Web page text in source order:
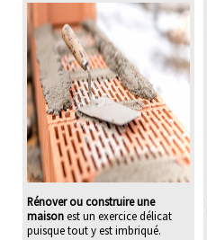
Rénover ou construire une
maisonest un exercice délicat
puisque tout y est imbriqué.